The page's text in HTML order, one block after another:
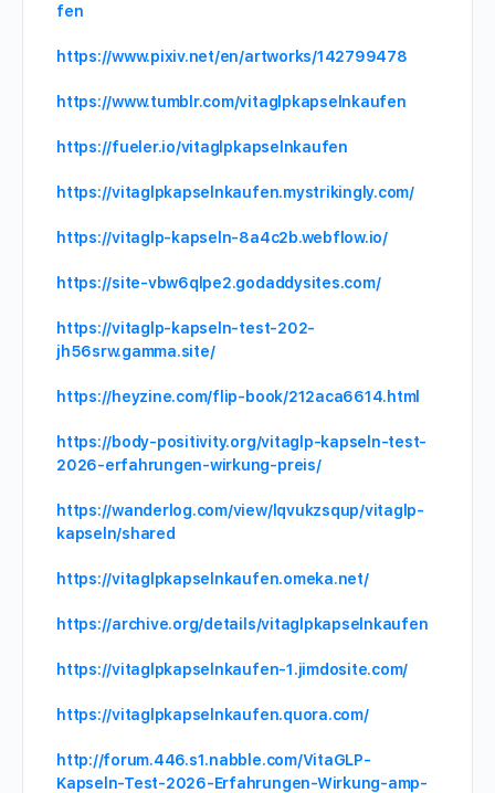
fen
https://www.pixiv.net/en/artworks/142799478
https://www.tumblr.com/vitaglpkapselnkaufen
https://fueler.io/vitaglpkapselnkaufen
https://vitaglpkapselnkaufen.mystrikingly.com/
https://vitaglp-kapseln-8a4c2b.webflow.io/
https://site-vbw6qlpe2.godaddysites.com/
https://vitaglp-kapseln-test-202-
jh56srw.gamma.site/
https://heyzine.com/flip-book/212aca6614.html
https://body-positivity.org/vitaglp-kapseln-test-
2026-erfahrungen-wirkung-preis/
https://wanderlog.com/view/lqvukzsqup/vitaglp-
kapseln/shared
https://vitaglpkapselnkaufen.omeka.net/
https://archive.org/details/vitaglpkapselnkaufen
https://vitaglpkapselnkaufen-1.jimdosite.com/
https://vitaglpkapselnkaufen.quora.com/
http://forum.446.s1.nabble.com/VitaGLP-
Kapseln-Test-2026-Erfahrungen-Wirkung-amp-